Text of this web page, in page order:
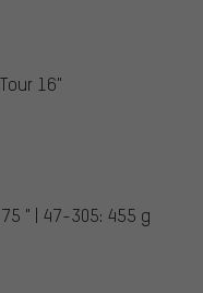
16"
" | 47-305: 455 g